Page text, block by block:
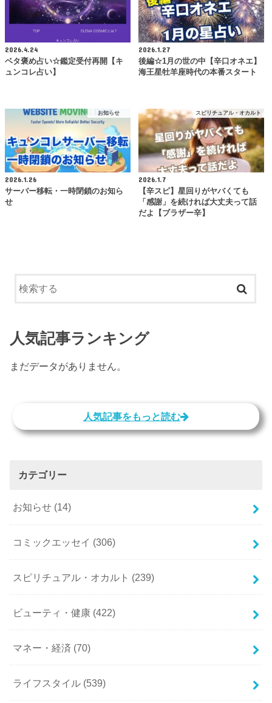
2026.4.24
ベタ褒め占い☆鑑定受付再開【キ
ュンコレ占い】
2026.1.27
後編☆1月の世の中【辛口オネエ】
海王星牡羊座時代の本番スタート
お知らせ
2026.1.26
サーバー移転・一時閉鎖のお知ら
せ
スピリチュアル・オカルト
2026.1.7
【辛スピ】星回りがヤバくても
「感謝」を続ければ大丈夫って話
だよ【ブラザー辛】
人気記事ランキング
まだデータがありません。
人気記事をもっと読む
カテゴリー
お知らせ (14)
コミックエッセイ (306)
スピリチュアル・オカルト (239)
ビューティ・健康 (422)
マネー・経済 (70)
ライフスタイル (539)